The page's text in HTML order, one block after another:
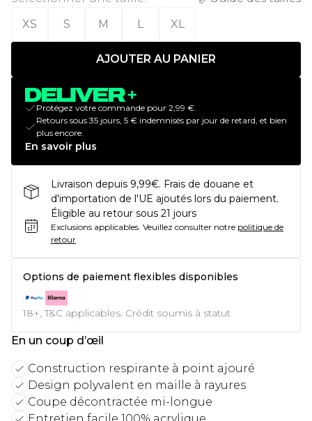
XS
S M L XL
AJOUTER AU PANIER
Protégez votre commande pour 2,99 €.
Retours sous 35 jours, 5 € indemnisés par jour de retard, et bien
plus encore.
En savoir plus
Livraison depuis 9,99€. Frais de douane et
d'importation de l'UE ajoutés lors du paiement.
Éligible au retour sous 21 jours
Exclusions applicables. Veuillez consulter notre politique de
retour
Options de paiement flexibles disponibles
18+, T&C applicables. Crédit soumis à statut
En un coup d’œil
Construction respirante à point ajouré
Design polyvalent en maille à rayures
Coupe décontractée mi-longue